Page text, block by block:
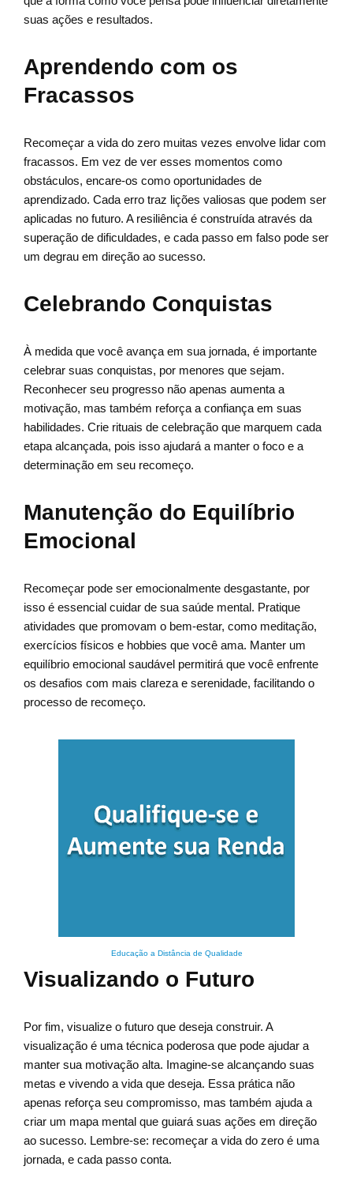
suas ações e resultados.
Aprendendo com os
Fracassos
Recomeçar a vida do zero muitas vezes envolve lidar com
fracassos. Em vez de ver esses momentos como
obstáculos, encare-os como oportunidades de
aprendizado. Cada erro traz lições valiosas que podem ser
aplicadas no futuro. A resiliência é construída através da
superação de dificuldades, e cada passo em falso pode ser
um degrau em direção ao sucesso.
Celebrando Conquistas
À medida que você avança em sua jornada, é importante
celebrar suas conquistas, por menores que sejam.
Reconhecer seu progresso não apenas aumenta a
motivação, mas também reforça a confiança em suas
habilidades. Crie rituais de celebração que marquem cada
etapa alcançada, pois isso ajudará a manter o foco e a
determinação em seu recomeço.
Manutenção do Equilíbrio
Emocional
Recomeçar pode ser emocionalmente desgastante, por
isso é essencial cuidar de sua saúde mental. Pratique
atividades que promovam o bem-estar, como meditação,
exercícios físicos e hobbies que você ama. Manter um
equilíbrio emocional saudável permitirá que você enfrente
os desafios com mais clareza e serenidade, facilitando o
processo de recomeço.
Educação a Distância de Qualidade
Visualizando o Futuro
Por fim, visualize o futuro que deseja construir. A
visualização é uma técnica poderosa que pode ajudar a
manter sua motivação alta. Imagine-se alcançando suas
metas e vivendo a vida que deseja. Essa prática não
apenas reforça seu compromisso, mas também ajuda a
criar um mapa mental que guiará suas ações em direção
ao sucesso. Lembre-se: recomeçar a vida do zero é uma
jornada, e cada passo conta.